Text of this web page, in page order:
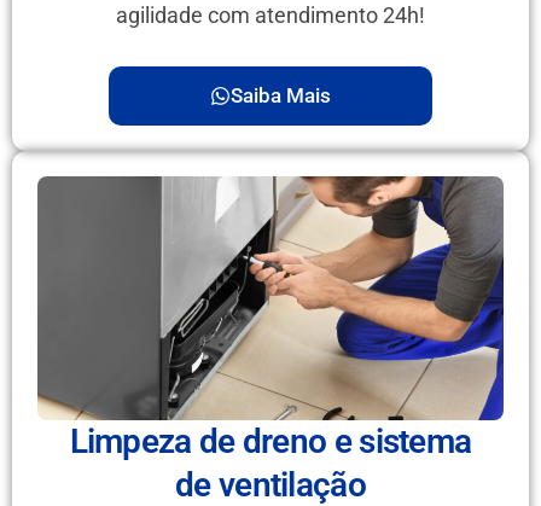
agilidade com atendimento 24h!
Saiba Mais
Limpeza de dreno e sistema
de ventilação